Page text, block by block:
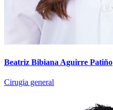
Beatriz Bibiana Aguirre Patiño
Cirugia general